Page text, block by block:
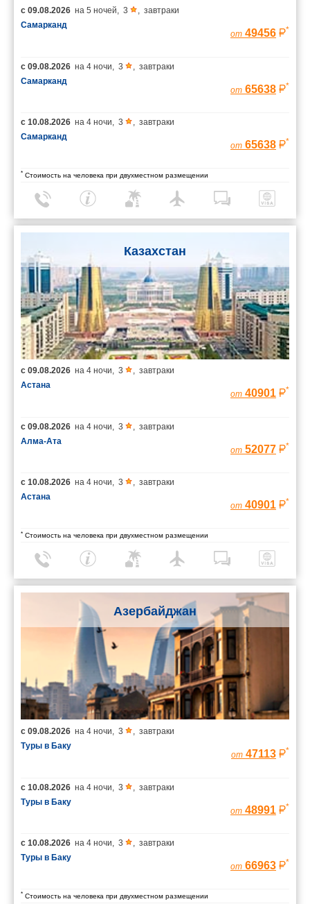
с 09.08.2026 на 5 ночей, 3 , завтраки
Самарканд
от 49456 *
с 09.08.2026 на 4 ночи, 3 , завтраки
Самарканд
от 65638 *
с 10.08.2026 на 4 ночи, 3 , завтраки
Самарканд
от 65638 *
* Стоимость на человека при двухместном размещении
Казахстан
с 09.08.2026 на 4 ночи, 3 , завтраки
Астана
от 40901 *
с 09.08.2026 на 4 ночи, 3 , завтраки
Алма-Ата
от 52077 *
с 10.08.2026 на 4 ночи, 3 , завтраки
Астана
от 40901 *
* Стоимость на человека при двухместном размещении
Азербайджан
с 09.08.2026 на 4 ночи 3
завтраки
Туры в Баку
от 47113 *
с 10.08.2026 на 4 ночи 3
завтраки
Туры в Баку
от 48991 *
с 10.08.2026 на 4 ночи 3
завтраки
Туры в Баку
от 66963 *
* Стоимость на человека при двухместном размещении